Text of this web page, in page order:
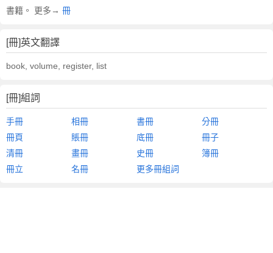
書籍。 更多→ 冊
[冊]英文翻譯
book, volume, register, list
[冊]組詞
手冊 相冊 書冊
分冊
冊頁
賬冊 底冊
冊子
清冊
畫冊 史冊
簿冊
冊立
名冊 更多冊組詞